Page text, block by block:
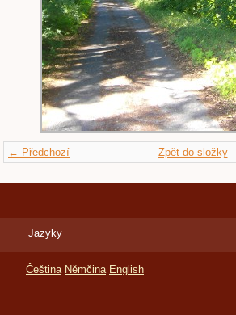
← Předchozí Zpět do složky
Jazyky
Čeština Němčina English